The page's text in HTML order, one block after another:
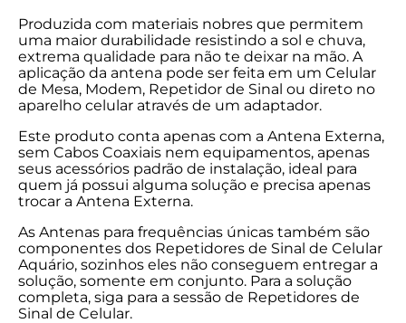
Produzida com materiais nobres que permitem
uma maior durabilidade resistindo a sol e chuva,
extrema qualidade para não te deixar na mão. A
aplicação da antena pode ser feita em um Celular
de Mesa, Modem, Repetidor de Sinal ou direto no
aparelho celular através de um adaptador.
Este produto conta apenas com a Antena Externa,
sem Cabos Coaxiais nem equipamentos, apenas
seus acessórios padrão de instalação, ideal para
quem já possui alguma solução e precisa apenas
trocar a Antena Externa.
As Antenas para frequências únicas também são
componentes dos Repetidores de Sinal de Celular
Aquário, sozinhos eles não conseguem entregar a
solução, somente em conjunto. Para a solução
completa, siga para a sessão de Repetidores de
Sinal de Celular.